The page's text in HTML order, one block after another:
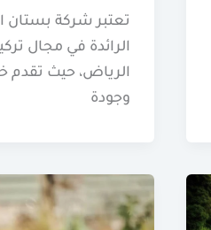
تعتبر شركة بستان
الرائدة في مجال
الرياض، حيث تقدم
وجودة